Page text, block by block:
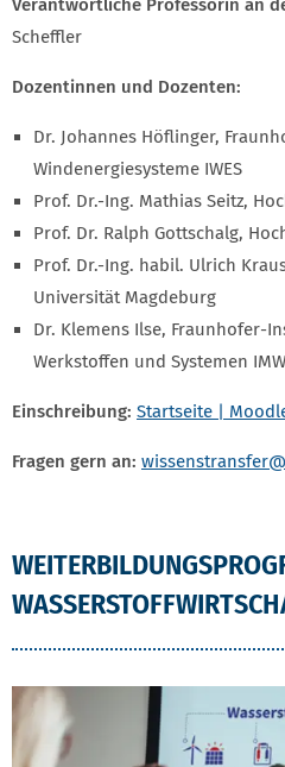
Verantwortliche Professorin an
Scheffler
Dozentinnen und Dozenten:
Dr. Johannes Höflinger,
Windenergiesysteme IWES
Prof. Dr.-Ing. Mathias Seitz,
Prof. Dr. Ralph Gottschalg,
Prof. Dr.-Ing. habil. Ulrich
Universität Magdeburg
Dr. Klemens Ilse, Fraunhofer-
Werkstoffen und Systemen
Einschreibung: Startseite |
Fragen gern an: